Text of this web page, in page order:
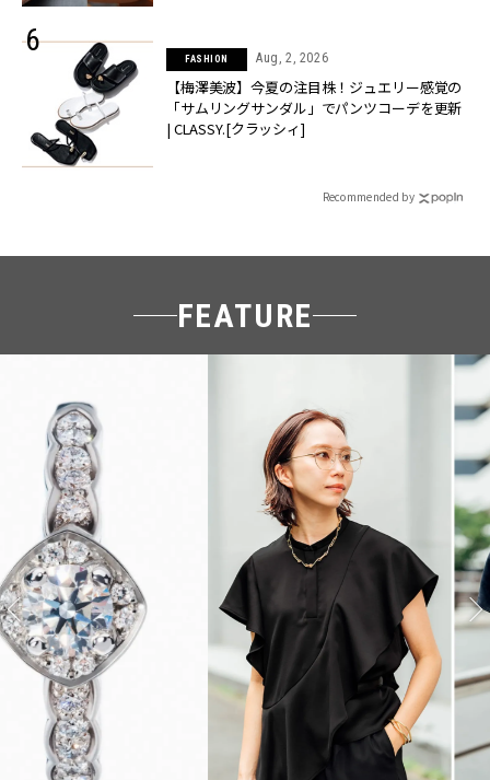
FASHION Aug, 2, 2026
【梅澤美波】今夏の注目株！ジュエリー感覚の
「サムリングサンダル」でパンツコーデを更新
| CLASSY.[クラッシィ]
Recommended by
FEATURE